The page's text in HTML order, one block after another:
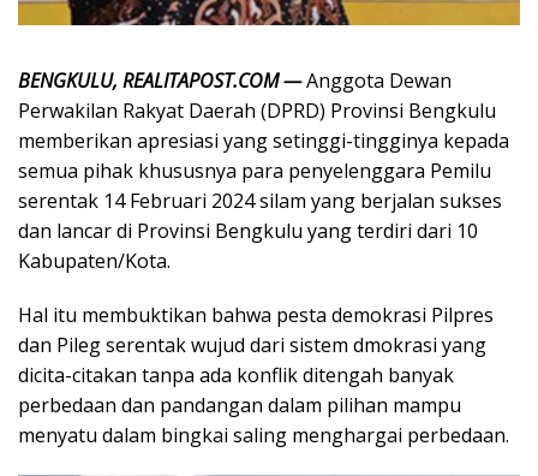
BENGKULU, REALITAPOST.COM —Anggota Dewan
Perwakilan Rakyat Daerah (DPRD) Provinsi Bengkulu
memberikan apresiasi yang setinggi-tingginya kepada
semua pihak khususnya para penyelenggara Pemilu
serentak 14 Februari 2024 silam yang berjalan sukses
dan lancar di Provinsi Bengkulu yang terdiri dari 10
Kabupaten/Kota.
Hal itu membuktikan bahwa pesta demokrasi Pilpres
dan Pileg serentak wujud dari sistem dmokrasi yang
dicita-citakan tanpa ada konflik ditengah banyak
perbedaan dan pandangan dalam pilihan mampu
menyatu dalam bingkai saling menghargai perbedaan.